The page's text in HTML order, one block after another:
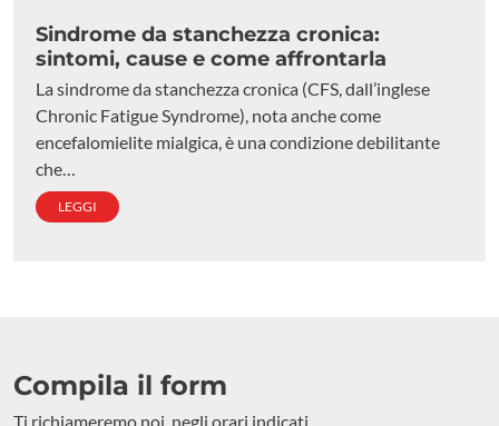
Sindrome da stanchezza cronica:
sintomi, cause e come affrontarla
La sindrome da stanchezza cronica (CFS, dall’inglese
Chronic Fatigue Syndrome), nota anche come
encefalomielite mialgica, è una condizione debilitante
che…
LEGGI
Compila il form
Ti richiameremo noi, negli orari indicati.